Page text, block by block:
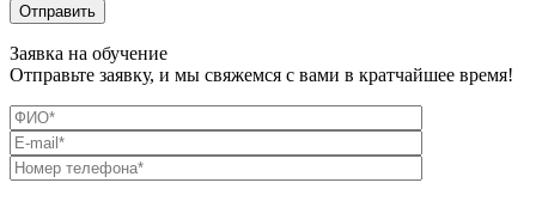
Заявка на обучение
Отправьте заявку, и мы свяжемся с вами в кратчайшее время!